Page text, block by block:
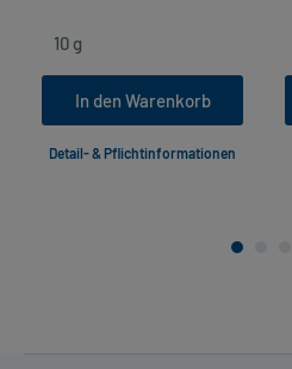
In den Warenkorb
Detail- & Pflichtinformationen